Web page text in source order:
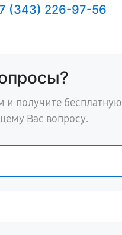
(343) 226-97-56
и получите бесплатную
Вас вопросу.